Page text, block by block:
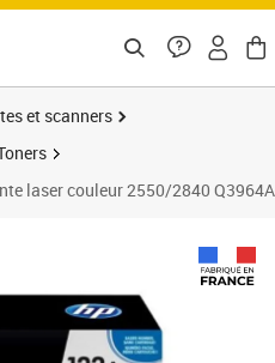
et scanners
laser couleur 2550/2840